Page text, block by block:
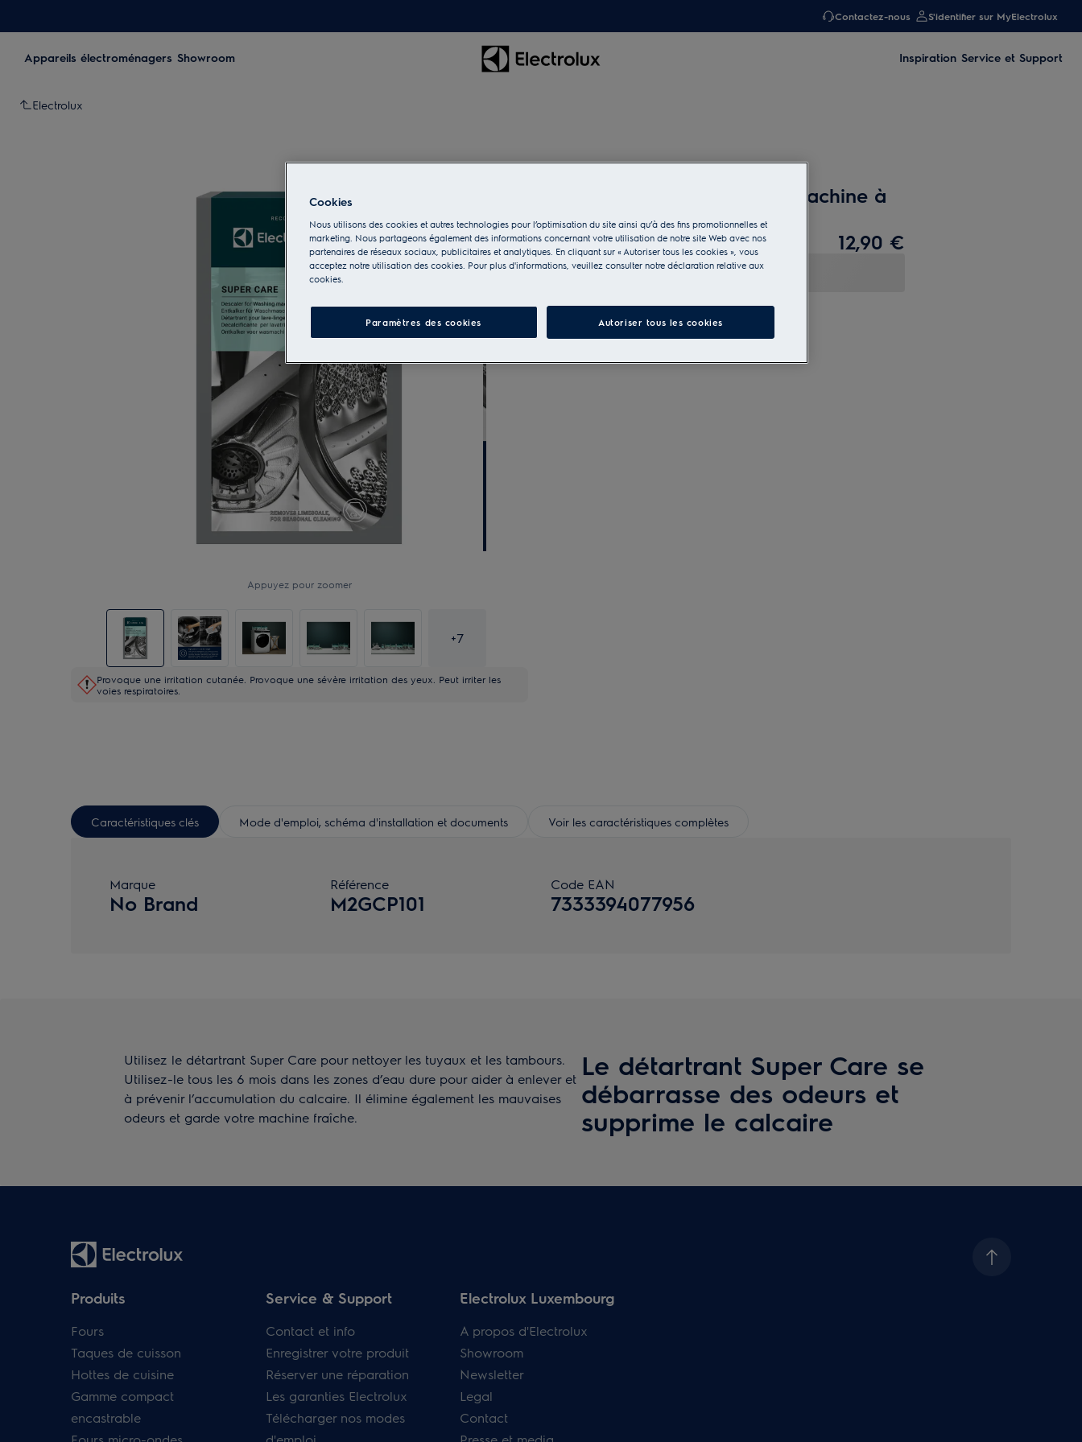
Contactez-nous S'identifier sur MyElectrolux
Appareils électroménagers Showroom Inspiration Service et Support
Electrolux
Appuyez pour zoomer
+7
Provoque une irritation cutanée. Provoque une sévère irritation des yeux. Peut irriter les
voies respiratoires.
Détartrant Super Care pour machine à
laver et lave-vaisselle
12,90 €
Caractéristiques clés Mode d'emploi, schéma d'installation et documents Voir les caractéristiques complètes
Marque
No Brand
Référence
M2GCP101
Code EAN
7333394077956
Le détartrant Super Care se
débarrasse des odeurs et
supprime le calcaire
Utilisez le détartrant Super Care pour nettoyer les tuyaux et les tambours.
Utilisez-le tous les 6 mois dans les zones d’eau dure pour aider à enlever et
à prévenir l’accumulation du calcaire. Il élimine également les mauvaises
odeurs et garde votre machine fraîche.
Produits
Fours
Taques de cuisson
Hottes de cuisine
Gamme compact
encastrable
Service & Support
Contact et info
Enregistrer votre produit
Réserver une réparation
Les garanties Electrolux
Télécharger nos modes
Electrolux Luxembourg
A propos d'Electrolux
Showroom
Newsletter
Legal
Contact
Cookies
Nous utilisons des cookies et autres technologies pour l’optimisation du site ainsi qu’à des fins promotionnelles et
marketing. Nous partageons également des informations concernant votre utilisation de notre site Web avec nos
partenaires de réseaux sociaux, publicitaires et analytiques. En cliquant sur « Autoriser tous les cookies », vous
acceptez notre utilisation des cookies. Pour plus d'informations, veuillez consulter notre déclaration relative aux
cookies.
Paramètres des cookies Autoriser tous les cookies